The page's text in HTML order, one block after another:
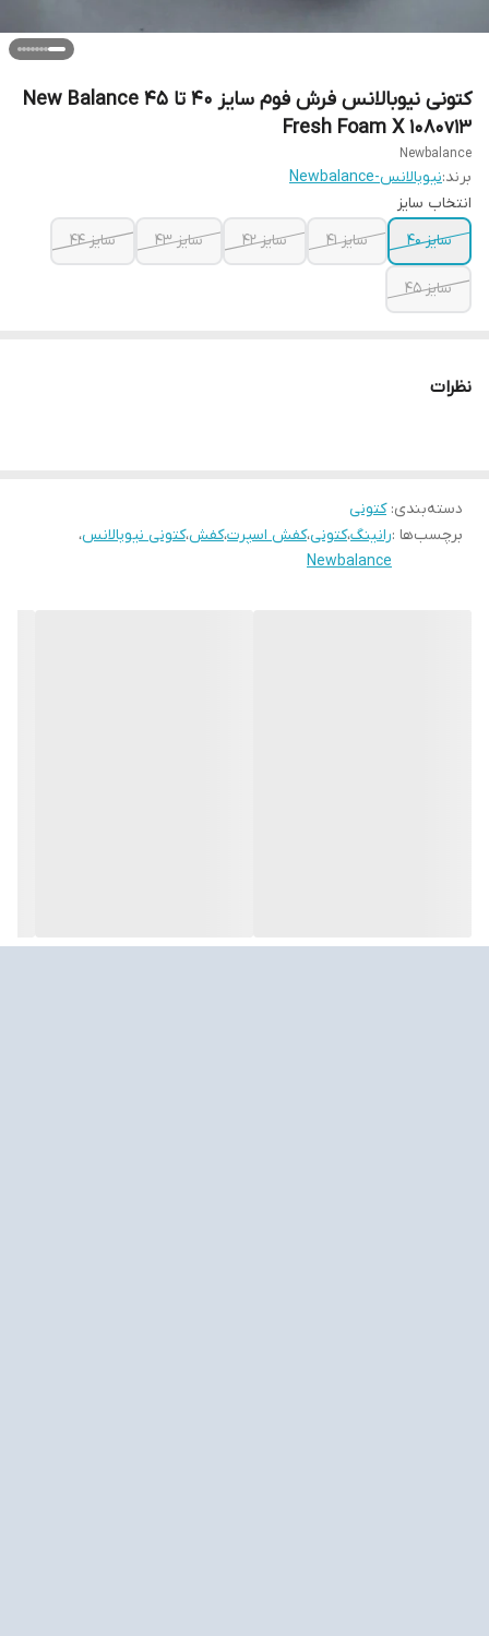
کتونی نیوبالانس فرش فوم سایز ۴۰ تا ۴۵ New Balance
Fresh Foam X 1080v13
Newbalance
برند:نیوبالانس-Newbalance
انتخاب سایز
سایز ۴۰
سایز ۴۱ سایز ۴۲ سایز ۴۳ سایز ۴۴
سایز ۴۵
نظرات
دسته‌بندی:کتونی
برچسب‌ها :رانینگ،کتونی،کفش اسپرت،کفش،کتونی نیوبالانس،
Newbalance